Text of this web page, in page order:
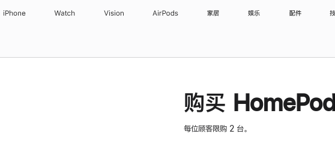
iPhone Watch Vision AirPods 家居 娱乐 配件
购买
每位顾客限购 2 台。